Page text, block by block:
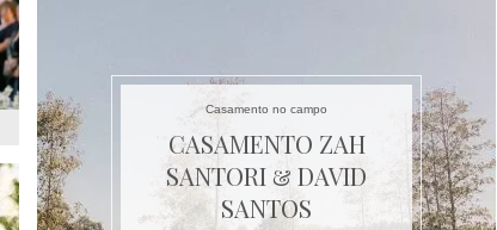
Casamento no campo
CASAMENTO ZAH
SANTORI & DAVID
SANTOS